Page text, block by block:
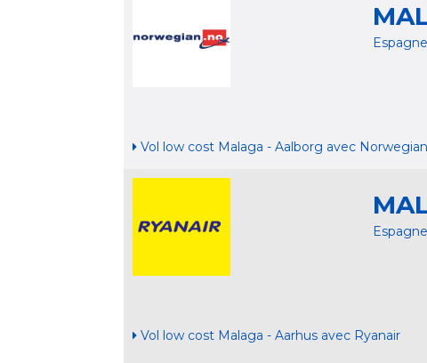
Espagne
Vol low cost Malaga - Aalborg avec Norwegian
Espagne
Vol low cost Malaga - Aarhus avec Ryanair